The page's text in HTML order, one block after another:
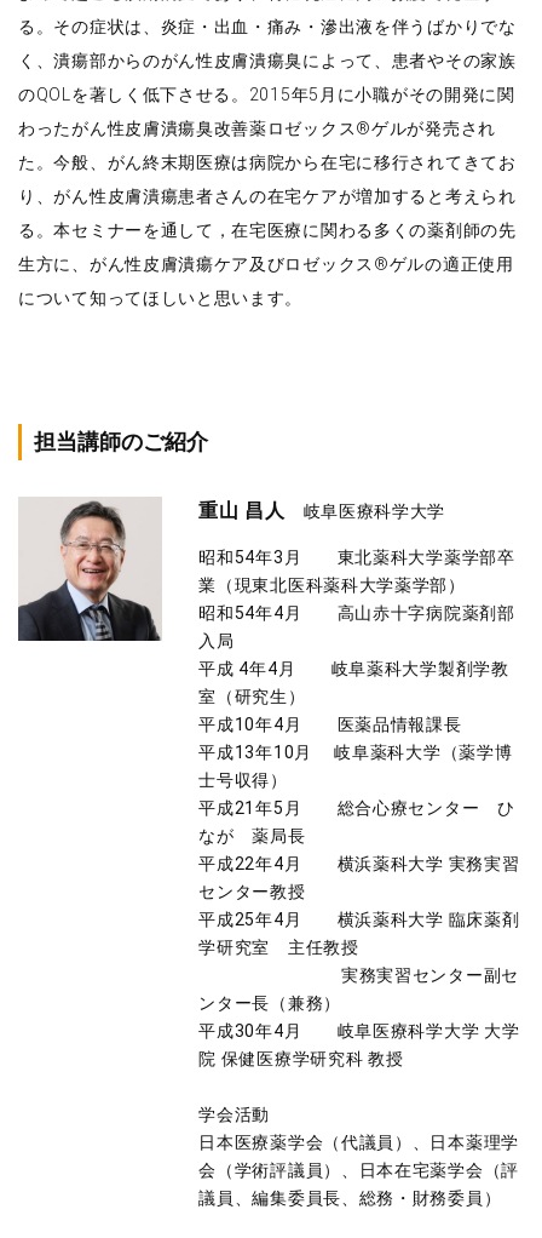
る。その症状は、炎症・出血・痛み・滲出液を伴うばかりでな
く、潰瘍部からのがん性皮膚潰瘍臭によって、患者やその家族
のQOLを著しく低下させる。2015年5月に小職がその開発に関
わったがん性皮膚潰瘍臭改善薬ロゼックス®ゲルが発売され
た。今般、がん終末期医療は病院から在宅に移行されてきてお
り、がん性皮膚潰瘍患者さんの在宅ケアが増加すると考えられ
る。本セミナーを通して，在宅医療に関わる多くの薬剤師の先
生方に、がん性皮膚潰瘍ケア及びロゼックス®ゲルの適正使用
について知ってほしいと思います。
担当講師のご紹介
重山 昌人 岐阜医療科学大学
昭和54年3月 東北薬科大学薬学部卒
業（現東北医科薬科大学薬学部）
昭和54年4月 高山赤十字病院薬剤部
入局
平成 4年4月 岐阜薬科大学製剤学教
室（研究生）
平成10年4月 医薬品情報課長
平成13年10月 岐阜薬科大学（薬学博
士号収得）
平成21年5月 総合心療センター ひ
なが 薬局長
平成22年4月 横浜薬科大学 実務実習
センター教授
平成25年4月 横浜薬科大学 臨床薬剤
学研究室 主任教授
実務実習センター副セ
ンター長（兼務）
平成30年4月 岐阜医療科学大学 大学
院 保健医療学研究科 教授
学会活動
日本医療薬学会（代議員）、日本薬理学
会（学術評議員）、日本在宅薬学会（評
議員、編集委員長、総務・財務委員）